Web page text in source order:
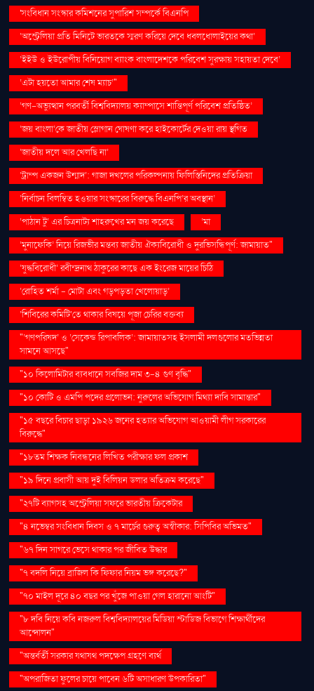
'সংবিধান সংস্কার কমিশনের সুপারিশ সম্পর্কে বিএনপি
‘অস্ট্রেলিয়া প্রতি মিনিটে ভারতকে স্মরণ করিয়ে দেবে ধবলধোলাইয়ের কথা’
‘ইইউ ও ইউরোপীয় বিনিয়োগ ব্যাংক বাংলাদেশকে পরিবেশ সুরক্ষায় সহায়তা দেবে’
‘এটা হয়তো আমার শেষ ম্যাচ’"
‘গণ–অভ্যুত্থান পরবর্তী বিশ্ববিদ্যালয় ক্যাম্পাসে শান্তিপূর্ণ পরিবেশ প্রতিষ্ঠিত’
‘জয় বাংলা’কে জাতীয় স্লোগান ঘোষণা করে হাইকোর্টের দেওয়া রায় স্থগিত
‘জাতীয় দলে আর খেলছি না’
‘ট্রাম্প একজন উন্মাদ’: গাজা দখলের পরিকল্পনায় ফিলিস্তিনিদের প্রতিক্রিয়া
‘নির্বাচন বিলম্বিত হওয়ার সংস্কারের বিরুদ্ধে বিএনপি’র অবস্থান’
‘পাঠান টু’ এর চিত্রনাট্য শাহরুখের মন জয় করেছে
‘মা
‘মুনাফেকি’ নিয়ে রিজভীর মন্তব্য জাতীয় ঐক্যবিরোধী ও দুরভিসন্ধিপূর্ণ: জামায়াত"
‘যুদ্ধবিরোধী’ রবীন্দ্রনাথ ঠাকুরের কাছে এক ইংরেজ মায়ের চিঠি
‘রোহিত শর্মা - মোটা এবং গড়পড়তা খেলোয়াড়’
‘শিবিরের কমিটি’তে থাকার বিষয়ে পূজা চেরির বক্তব্য
"‘গণপরিষদ’ ও ‘সেকেন্ড রিপাবলিক’: জামায়াতসহ ইসলামী দলগুলোর মতভিন্নতা
সামনে আসছে"
"১০ কিলোমিটার ব্যবধানে সবজির দাম ৩-৪ গুণ বৃদ্ধি"
"১০ কোটি ও এমপি পদের প্রলোভন: নুরুলের অভিযোগ মিথ্যা দাবি সামান্তার"
"১৫ বছরে বিচার ছাড়া ১৯২৬ জনের হত্যার অভিযোগ আওয়ামী লীগ সরকারের
বিরুদ্ধে"
"১৮তম শিক্ষক নিবন্ধনের লিখিত পরীক্ষার ফল প্রকাশ
"১৯ দিনে প্রবাসী আয় দুই বিলিয়ন ডলার অতিক্রম করেছে"
"২৭টি ব্যাগসহ অস্ট্রেলিয়া সফরে ভারতীয় ক্রিকেটার
"৪ নভেম্বর সংবিধান দিবস ও ৭ মার্চের গুরুত্ব অস্বীকার: সিপিবির অভিমত"
"৬৭ দিন সাগরে ভেসে থাকার পর জীবিত উদ্ধার
"৭ বদলি নিয়ে ব্রাজিল কি ফিফার নিয়ম ভঙ্গ করেছে?"
"৭০ মাইল দূরে ৪০ বছর পর খুঁজে পাওয়া গেল হারানো আংটি"
"৮ দবি নিয়ে কবি নজরুল বিশ্ববিদ্যালয়ের মিডিয়া স্টাডিজ বিভাগে শিক্ষার্থীদের
আন্দোলন"
"অন্তর্বর্তী সরকার যথাযথ পদক্ষেপ গ্রহণে ব্যর্থ
"অপরাজিতা ফুলের চায়ে পাবেন ৬টি অসাধারণ উপকারিতা"